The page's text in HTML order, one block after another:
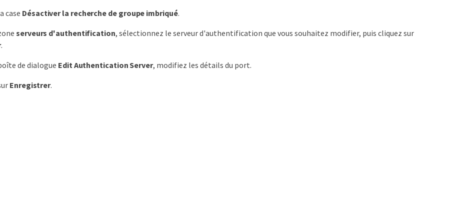
case Désactiver la recherche de groupe imbriqué.
serveurs d'authentification, sélectionnez le serveur d'authentification que vous souhaitez modifier, puis cliquez sur
.
de dialogue Edit Authentication Server, modifiez les détails du port.
Enregistrer.